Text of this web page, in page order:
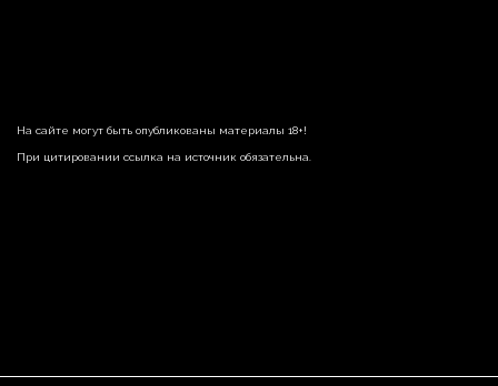
На сайте могут быть опубликованы материалы 18+!
При цитировании ссылка на источник обязательна.